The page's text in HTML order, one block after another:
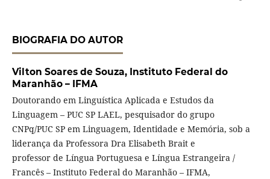
BIOGRAFIA DO AUTOR
Vilton Soares de Souza, Instituto Federal do
Maranhão – IFMA
Doutorando em Linguística Aplicada e Estudos da
Linguagem – PUC SP LAEL, pesquisador do grupo
CNPq/PUC SP em Linguagem, Identidade e Memória, sob a
liderança da Professora Dra Elisabeth Brait e
professor de Língua Portuguesa e Língua Estrangeira /
Francês – Instituto Federal do Maranhão – IFMA,